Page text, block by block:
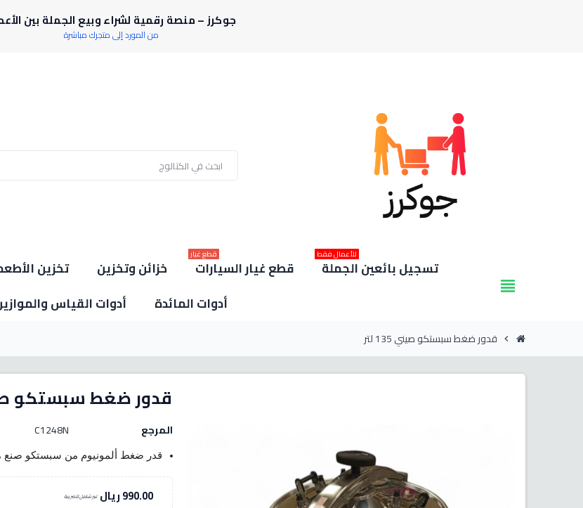
جوكرز – منصة رقمية لشراء وبيع الجملة بين
من المورد إلى متجرك مباشرة
view_headline
تسجيل بائعين الجملة
للأعمال فقط
قطع غيار السيارات
قطع غيار
خزائن وتخزين تخزين
أدوات المائدة
أدوات القياس
chevron_right قدور ضغط سبستكو صيني 135 لتر
قدور ضغط سبستكو صيني
المرجع C1248N
قدر ضغط ألمونيوم من سبستكو صنع من
990.00 ريال غير شامل للضريبة